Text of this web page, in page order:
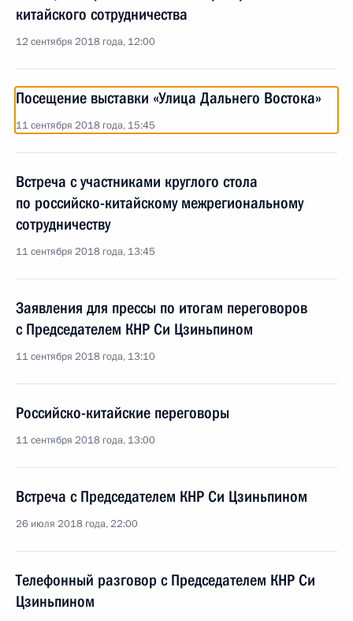
китайского сотрудничества
12 сентября 2018 года, 12:00
Посещение выставки «Улица Дальнего Востока»
11 сентября 2018 года, 15:45
Встреча с участниками круглого стола
по российско-китайскому межрегиональному
сотрудничеству
11 сентября 2018 года, 13:45
Заявления для прессы по итогам переговоров
с Председателем КНР Си Цзиньпином
11 сентября 2018 года, 13:10
Российско-китайские переговоры
11 сентября 2018 года, 13:00
Встреча с Председателем КНР Си Цзиньпином
26 июля 2018 года, 22:00
Телефонный разговор с Председателем КНР Си
Цзиньпином